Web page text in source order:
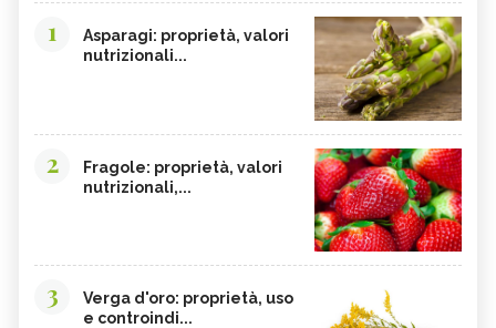
1
Asparagi: proprietà, valori
nutrizionali...
2
Fragole: proprietà, valori
nutrizionali,...
3
Verga d'oro: proprietà, uso
e controindi...